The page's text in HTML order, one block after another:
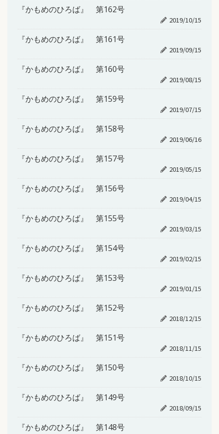
『かもめのひろば』 第162号
2019/10/15
『かもめのひろば』 第161号
2019/09/15
『かもめのひろば』 第160号
2019/08/15
『かもめのひろば』 第159号
2019/07/15
『かもめのひろば』 第158号
2019/06/16
『かもめのひろば』 第157号
2019/05/15
『かもめのひろば』 第156号
2019/04/15
『かもめのひろば』 第155号
2019/03/15
『かもめのひろば』 第154号
2019/02/15
『かもめのひろば』 第153号
2019/01/15
『かもめのひろば』 第152号
2018/12/15
『かもめのひろば』 第151号
2018/11/15
『かもめのひろば』 第150号
2018/10/15
『かもめのひろば』 第149号
2018/09/15
『かもめのひろば』 第148号